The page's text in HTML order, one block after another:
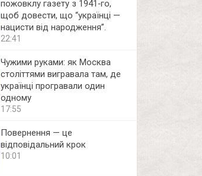
пожовклу газету з 1941‑го,
щоб довести, що “українці —
нацисти від народження”.
22:41
Чужими руками: як Москва
століттями вигравала там, де
українці програвали один
одному
17:55
Повернення — це
відповідальний крок
10:01